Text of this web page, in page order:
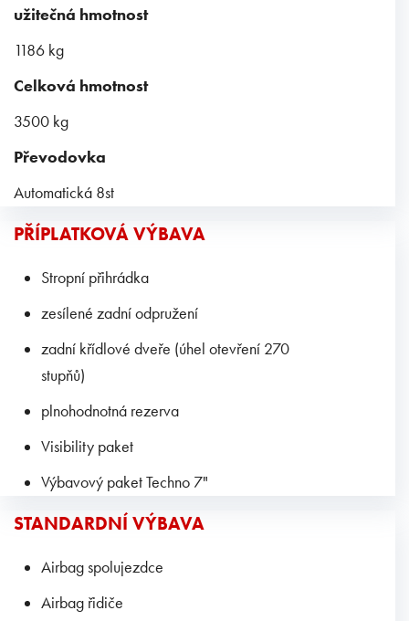
užitečná hmotnost
1186 kg
Celková hmotnost
3500 kg
Převodovka
Automatická 8st
PŘÍPLATKOVÁ VÝBAVA
Stropní přihrádka
zesílené zadní odpružení
zadní křídlové dveře (úhel otevření 270
stupňů)
plnohodnotná rezerva
Visibility paket
Výbavový paket Techno 7"
STANDARDNÍ VÝBAVA
Airbag spolujezdce
Airbag řidiče